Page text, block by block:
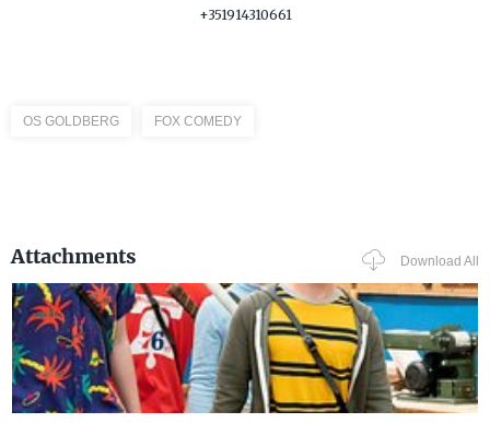
+351914310661
OS GOLDBERG FOX COMEDY
Attachments Download All